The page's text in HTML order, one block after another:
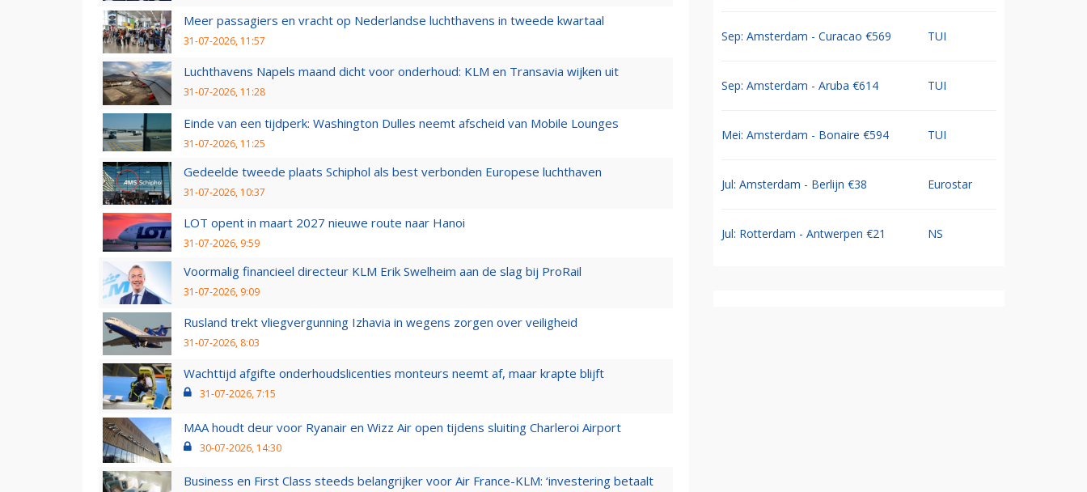
Meer passagiers en vracht op Nederlandse luchthavens in tweede kwartaal
31-07-2026, 11:57
Luchthavens Napels maand dicht voor onderhoud: KLM en Transavia wijken uit
31-07-2026, 11:28
Einde van een tijdperk: Washington Dulles neemt afscheid van Mobile Lounges
31-07-2026, 11:25
Gedeelde tweede plaats Schiphol als best verbonden Europese luchthaven
31-07-2026, 10:37
LOT opent in maart 2027 nieuwe route naar Hanoi
31-07-2026, 9:59
Voormalig financieel directeur KLM Erik Swelheim aan de slag bij ProRail
31-07-2026, 9:09
Rusland trekt vliegvergunning Izhavia in wegens zorgen over veiligheid
31-07-2026, 8:03
Wachttijd afgifte onderhoudslicenties monteurs neemt af, maar krapte blijft
31-07-2026, 7:15
MAA houdt deur voor Ryanair en Wizz Air open tijdens sluiting Charleroi Airport
30-07-2026, 14:30
Business en First Class steeds belangrijker voor Air France-KLM: ‘investering betaalt
Sep: Amsterdam - Curacao €569 TUI
Sep: Amsterdam - Aruba €614 TUI
Mei: Amsterdam - Bonaire €594 TUI
Jul: Amsterdam - Berlijn €38 Eurostar
Jul: Rotterdam - Antwerpen €21 NS